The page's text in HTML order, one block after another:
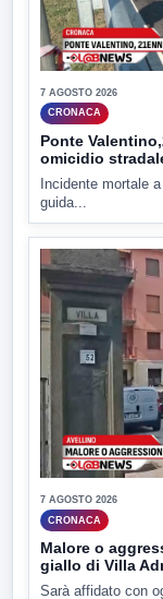
7 AGOSTO 2026
CRONACA
Ponte
omicidio
Incidente mortale
guida...
7 AGOSTO 2026
CRONACA
Malore o
giallo di Villa
Sarà affidato con